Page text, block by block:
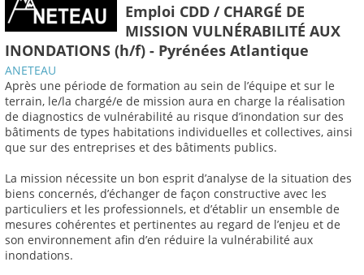
Emploi CDD / CHARGÉ DE
MISSION VULNÉRABILITÉ AUX
INONDATIONS (h/f) - Pyrénées Atlantique
ANETEAU
Après une période de formation au sein de l’équipe et sur le
terrain, le/la chargé/e de mission aura en charge la réalisation
de diagnostics de vulnérabilité au risque d’inondation sur des
bâtiments de types habitations individuelles et collectives, ainsi
que sur des entreprises et des bâtiments publics.
La mission nécessite un bon esprit d’analyse de la situation des
biens concernés, d’échanger de façon constructive avec les
particuliers et les professionnels, et d’établir un ensemble de
mesures cohérentes et pertinentes au regard de l’enjeu et de
son environnement afin d’en réduire la vulnérabilité aux
inondations.